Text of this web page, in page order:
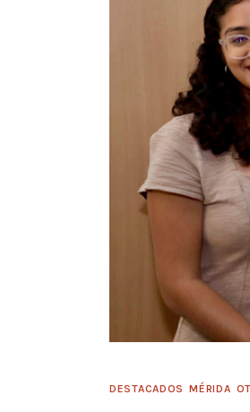
DESTACADOS MÉRIDA